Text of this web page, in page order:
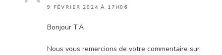
9 FÉVRIER 2024 À 17H06
Bonjour T.A
Nous vous remercions de votre commentaire sur